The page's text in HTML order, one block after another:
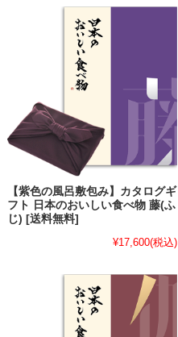
【紫色の風呂敷包み】カタログギ
フト 日本のおいしい食べ物 藤(ふ
じ) [送料無料]
¥17,600(税込)